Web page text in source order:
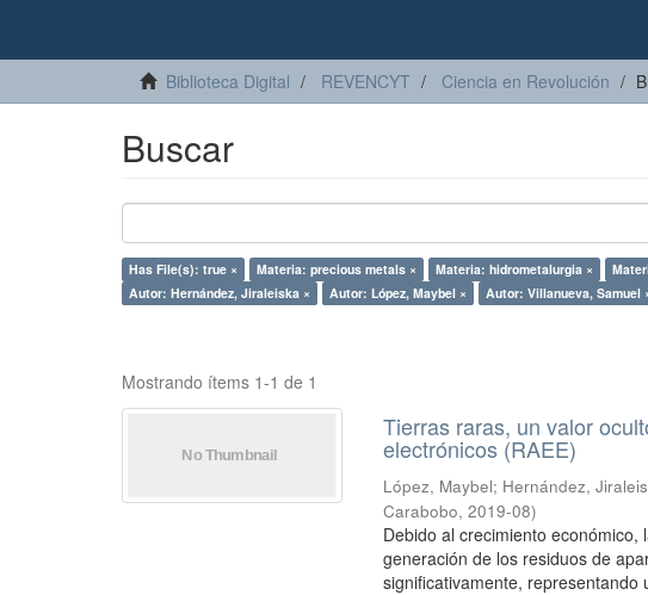
Biblioteca Digital REVENCYT Ciencia en Revolución
Buscar
Has File(s): true × Materia: precious metals × Materia: hidrometalurgia ×
Autor: Hernández, Jiraleiska ×
Autor: López, Maybel × Autor: Villanueva, Samuel
Mostrando ítems 1-1 de 1
Tierras raras, un valor
electrónicos (RAEE)
López, Maybel; Hernández,
Carabobo,2019-08)
Debido al crecimiento
generación de los residuos de
significativamente, representando